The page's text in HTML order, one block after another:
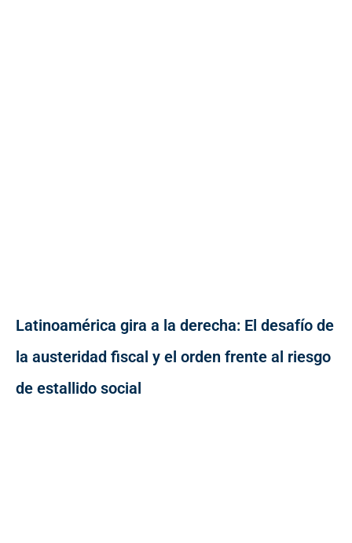
Latinoamérica gira a la derecha: El desafío de
la austeridad fiscal y el orden frente al riesgo
de estallido social